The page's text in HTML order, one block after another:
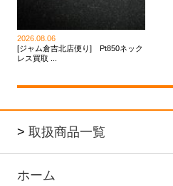
2026.08.06
[ジャム倉吉北店便り] Pt850ネック
レス買取 ...
> 取扱商品一覧
ホーム